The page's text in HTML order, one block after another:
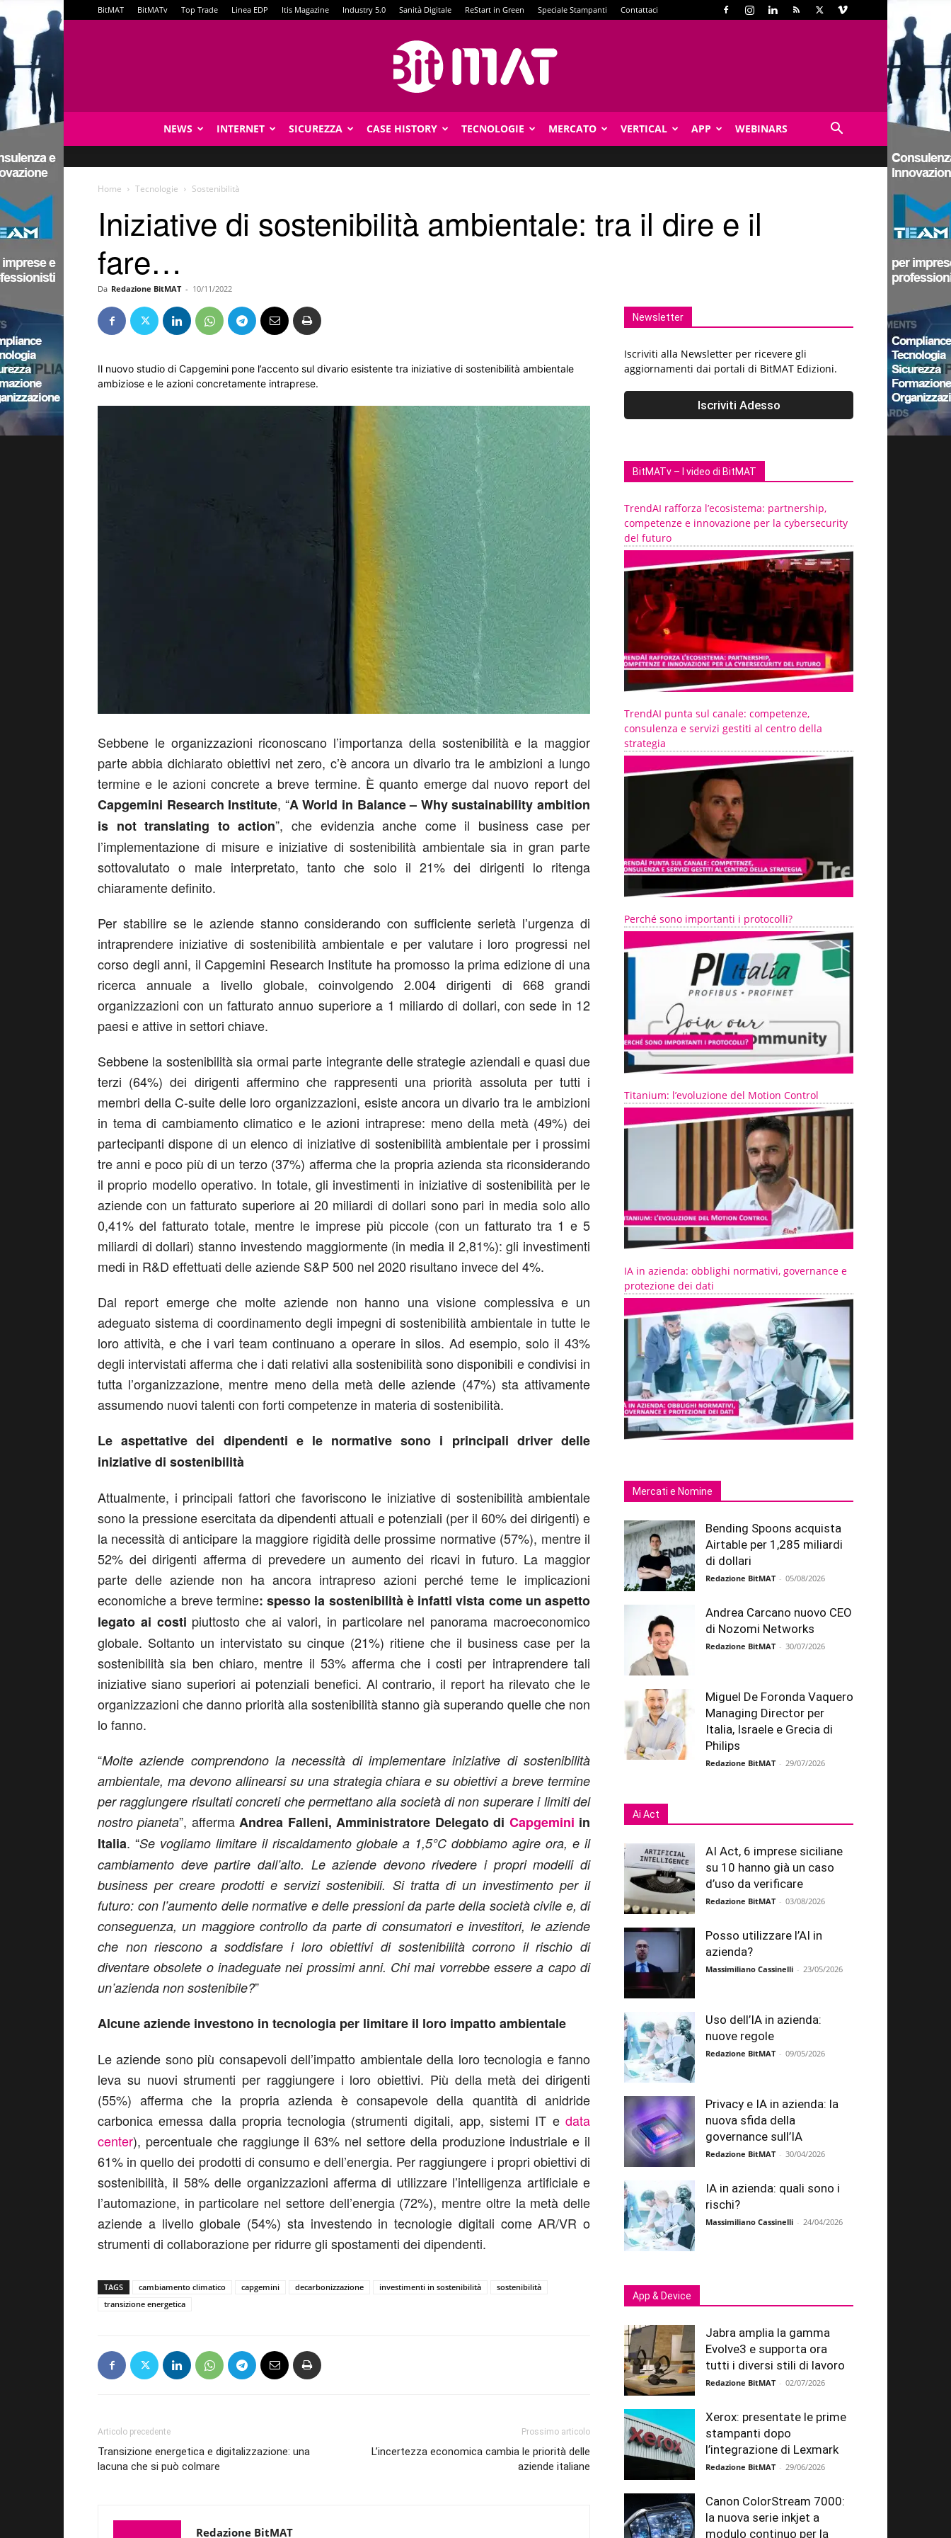
BitMAT BitMATv Top Trade Linea EDP Itis Magazine Industry 5.0 Sanità Digitale ReStart in Green Speciale Stampanti Contattaci
NEWS INTERNET SICUREZZA CASE HISTORY TECNOLOGIE MERCATO VERTICAL APP WEBINARS
Home Tecnologie Sostenibilità
Iniziative di sostenibilità ambientale: tra il dire e il
fare…
Da Redazione BitMAT - 10/11/2022
Il nuovo studio di Capgemini pone l’accento sul divario esistente tra iniziative di sostenibilità ambientale
ambiziose e le azioni concretamente intraprese.
Sebbene le organizzazioni riconoscano l’importanza della sostenibilità e la maggior
parte abbia dichiarato obiettivi net zero, c’è ancora un divario tra le ambizioni a lungo
termine e le azioni concrete a breve termine. È quanto emerge dal nuovo report del
Capgemini Research Institute, “A World in Balance – Why sustainability ambition
is not translating to action”, che evidenzia anche come il business case per
l’implementazione di misure e iniziative di sostenibilità ambientale sia in gran parte
sottovalutato o male interpretato, tanto che solo il 21% dei dirigenti lo ritenga
chiaramente definito.
Per stabilire se le aziende stanno considerando con sufficiente serietà l’urgenza di
intraprendere iniziative di sostenibilità ambientale e per valutare i loro progressi nel
corso degli anni, il Capgemini Research Institute ha promosso la prima edizione di una
ricerca annuale a livello globale, coinvolgendo 2.004 dirigenti di 668 grandi
organizzazioni con un fatturato annuo superiore a 1 miliardo di dollari, con sede in 12
paesi e attive in settori chiave.
Sebbene la sostenibilità sia ormai parte integrante delle strategie aziendali e quasi due
terzi (64%) dei dirigenti affermino che rappresenti una priorità assoluta per tutti i
membri della C-suite delle loro organizzazioni, esiste ancora un divario tra le ambizioni
in tema di cambiamento climatico e le azioni intraprese: meno della metà (49%) dei
partecipanti dispone di un elenco di iniziative di sostenibilità ambientale per i prossimi
tre anni e poco più di un terzo (37%) afferma che la propria azienda sta riconsiderando
il proprio modello operativo. In totale, gli investimenti in iniziative di sostenibilità per le
aziende con un fatturato superiore ai 20 miliardi di dollari sono pari in media solo allo
0,41% del fatturato totale, mentre le imprese più piccole (con un fatturato tra 1 e 5
miliardi di dollari) stanno investendo maggiormente (in media il 2,81%): gli investimenti
medi in R&D effettuati delle aziende S&P 500 nel 2020 risultano invece del 4%.
Dal report emerge che molte aziende non hanno una visione complessiva e un
adeguato sistema di coordinamento degli impegni di sostenibilità ambientale in tutte le
loro attività, e che i vari team continuano a operare in silos. Ad esempio, solo il 43%
degli intervistati afferma che i dati relativi alla sostenibilità sono disponibili e condivisi in
tutta l’organizzazione, mentre meno della metà delle aziende (47%) sta attivamente
assumendo nuovi talenti con forti competenze in materia di sostenibilità.
Le aspettative dei dipendenti e le normative sono i principali driver delle
iniziative di sostenibilità
Attualmente, i principali fattori che favoriscono le iniziative di sostenibilità ambientale
sono la pressione esercitata da dipendenti attuali e potenziali (per il 60% dei dirigenti) e
la necessità di anticipare la maggiore rigidità delle prossime normative (57%), mentre il
52% dei dirigenti afferma di prevedere un aumento dei ricavi in futuro. La maggior
parte delle aziende non ha ancora intrapreso azioni perché teme le implicazioni
economiche a breve termine: spesso la sostenibilità è infatti vista come un aspetto
legato ai costi piuttosto che ai valori, in particolare nel panorama macroeconomico
globale. Soltanto un intervistato su cinque (21%) ritiene che il business case per la
sostenibilità sia ben chiaro, mentre il 53% afferma che i costi per intraprendere tali
iniziative siano superiori ai potenziali benefici. Al contrario, il report ha rilevato che le
organizzazioni che danno priorità alla sostenibilità stanno già superando quelle che non
lo fanno.
“Molte aziende comprendono la necessità di implementare iniziative di sostenibilità
ambientale, ma devono allinearsi su una strategia chiara e su obiettivi a breve termine
per raggiungere risultati concreti che permettano alla società di non superare i limiti del
nostro pianeta”, afferma Andrea Falleni, Amministratore Delegato di Capgemini in
Italia. “Se vogliamo limitare il riscaldamento globale a 1,5°C dobbiamo agire ora, e il
cambiamento deve partire dall’alto. Le aziende devono rivedere i propri modelli di
business per creare prodotti e servizi sostenibili. Si tratta di un investimento per il
futuro: con l’aumento delle normative e delle pressioni da parte della società civile e, di
conseguenza, un maggiore controllo da parte di consumatori e investitori, le aziende
che non riescono a soddisfare i loro obiettivi di sostenibilità corrono il rischio di
diventare obsolete o inadeguate nei prossimi anni. Chi mai vorrebbe essere a capo di
un’azienda non sostenibile?”
Alcune aziende investono in tecnologia per limitare il loro impatto ambientale
Le aziende sono più consapevoli dell’impatto ambientale della loro tecnologia e fanno
leva su nuovi strumenti per raggiungere i loro obiettivi. Più della metà dei dirigenti
(55%) afferma che la propria azienda è consapevole della quantità di anidride
carbonica emessa dalla propria tecnologia (strumenti digitali, app, sistemi IT e data
center), percentuale che raggiunge il 63% nel settore della produzione industriale e il
61% in quello dei prodotti di consumo e dell’energia. Per raggiungere i propri obiettivi di
sostenibilità, il 58% delle organizzazioni afferma di utilizzare l’intelligenza artificiale e
l’automazione, in particolare nel settore dell’energia (72%), mentre oltre la metà delle
aziende a livello globale (54%) sta investendo in tecnologie digitali come AR/VR o
strumenti di collaborazione per ridurre gli spostamenti dei dipendenti.
TAGS cambiamento climatico capgemini decarbonizzazione investimenti in sostenibilità
sostenibilità
transizione energetica
Articolo precedente
Transizione energetica e digitalizzazione: una
lacuna che si può colmare
Prossimo articolo
L’incertezza economica cambia le priorità delle
aziende italiane
Redazione BitMAT
Newsletter
Iscriviti alla Newsletter per ricevere gli
aggiornamenti dai portali di BitMAT Edizioni.
BitMATv – I video di BitMAT
TrendAI rafforza l’ecosistema: partnership,
competenze e innovazione per la cybersecurity
del futuro
TrendAI punta sul canale: competenze,
consulenza e servizi gestiti al centro della
strategia
Perché sono importanti i protocolli?
Titanium: l’evoluzione del Motion Control
IA in azienda: obblighi normativi, governance e
protezione dei dati
Mercati e Nomine
Bending Spoons acquista
Airtable per 1,285 miliardi
di dollari
Redazione BitMAT - 05/08/2026
Andrea Carcano nuovo CEO
di Nozomi Networks
Redazione BitMAT - 30/07/2026
Miguel De Foronda Vaquero
Managing Director per
Italia, Israele e Grecia di
Philips
Redazione BitMAT - 29/07/2026
Ai Act
AI Act, 6 imprese siciliane
su 10 hanno già un caso
d’uso da verificare
Redazione BitMAT - 03/08/2026
Posso utilizzare l’AI in
azienda?
Massimiliano Cassinelli - 23/05/2026
Uso dell’IA in azienda:
nuove regole
Redazione BitMAT - 09/05/2026
Privacy e IA in azienda: la
nuova sfida della
governance sull’IA
Redazione BitMAT - 30/04/2026
IA in azienda: quali sono i
rischi?
Massimiliano Cassinelli - 24/04/2026
App & Device
Jabra amplia la gamma
Evolve3 e supporta ora
tutti i diversi stili di lavoro
Redazione BitMAT - 02/07/2026
Xerox: presentate le prime
stampanti dopo
l’integrazione di Lexmark
Redazione BitMAT - 29/06/2026
Canon ColorStream 7000:
la nuova serie inkjet a
modulo continuo per la